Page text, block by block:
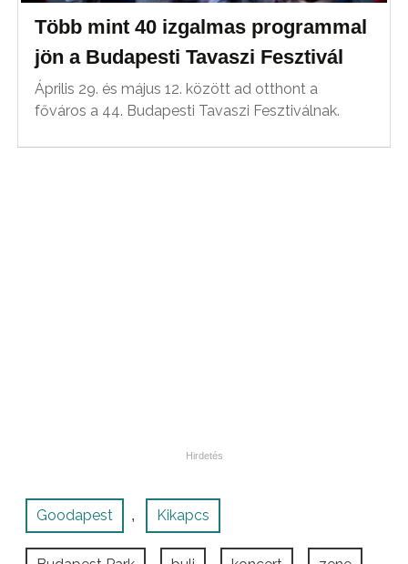
Több mint 40 izgalmas programmal
jön a Budapesti Tavaszi Fesztivál
Április 29. és május 12. között ad otthont a
főváros a 44. Budapesti Tavaszi Fesztiválnak.
Goodapest , Kikapcs